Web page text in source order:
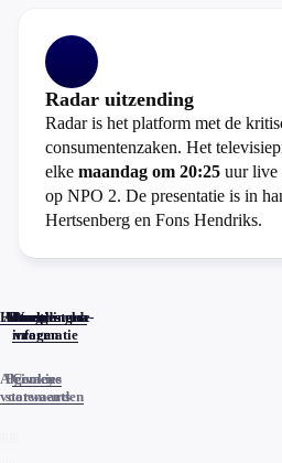
Radar uitzending
Radar is het platform met de
consumentenzaken. Het
elke maandag om 20:25 uur live
op NPO 2. De presentatie is in
Hertsenberg en Fons Hendriks.
Home
Actueel
Uitzendingen
Reacties
Programma-
informatie
Veelgestelde
vragen
Algemene
voorwaarden
Privacy
statements
Cookies